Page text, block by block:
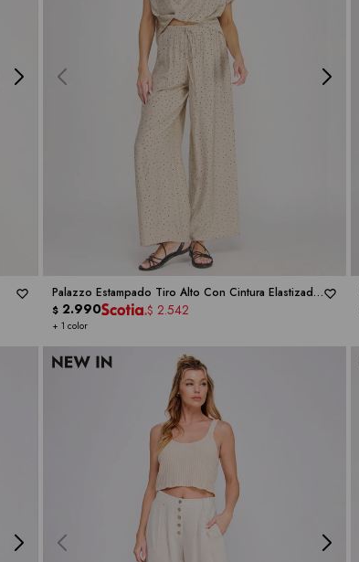
Palazzo Estampado Tiro Alto Con Cintura Elastizada
- ALLIE ROSE
+ 1 color
$ 2.990 $ 2.542